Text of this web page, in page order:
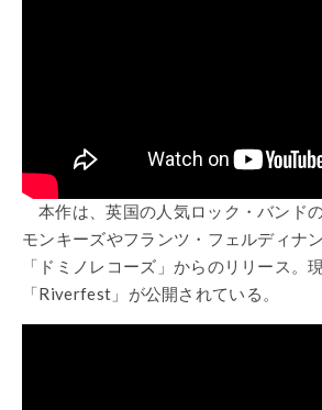
本作は、英国の人気ロック・バンド
モンキーズやフランツ・フェルディナ
「ドミノレコーズ」からのリリース。
「Riverfest 」が公開されている。